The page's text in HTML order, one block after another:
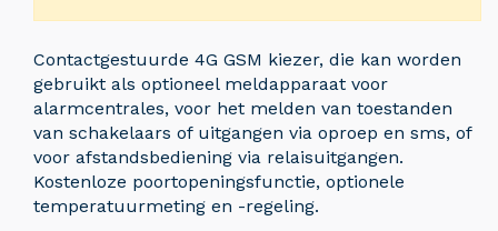
Contactgestuurde 4G GSM kiezer, die kan worden
gebruikt als optioneel meldapparaat voor
alarmcentrales, voor het melden van toestanden
van schakelaars of uitgangen via oproep en sms, of
voor afstandsbediening via relaisuitgangen.
Kostenloze poortopeningsfunctie, optionele
temperatuurmeting en -regeling.